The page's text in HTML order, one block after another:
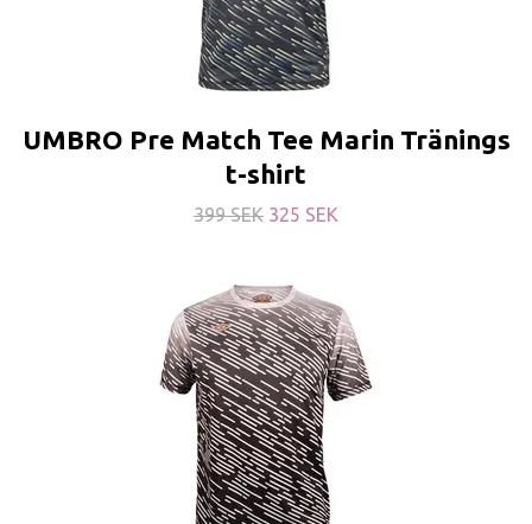
UMBRO Pre Match Tee Marin Tränings
t-shirt
399 SEK 325 SEK